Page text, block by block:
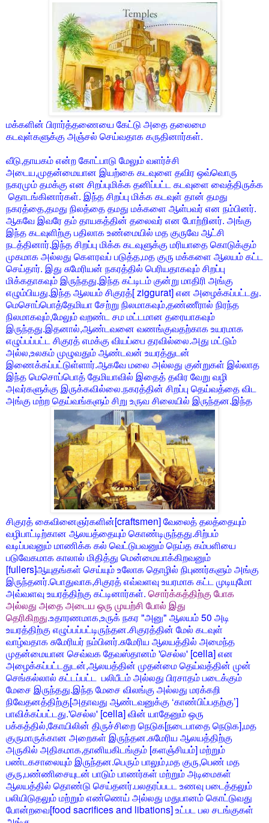
மக்களின் பிரார்த்தணையை கேட்டு அதை தலைமை
கடவுள்களுக்கு அஞ்சல் செய்வதாக கருதினார்கள்.
வீடு,தாயகம் என்ற கோட்பாடு மேலும் வளர்ச்சி
அடைய,முதன்மையான இயற்கை கடவுளை தவிர ஒவ்வொரு
நகரமும் தமக்கு என சிறப்புமிக்க தனிப்பட்ட கடவுளை வைத்திருக்க
தொடங்கினார்கள். இந்த சிறப்பு மிக்க கடவுள் தான் தமது
நகரத்தை,தமது நிலத்தை தமது மக்களை ஆள்பவர் என நம்பினர்.
ஆகவே இவரே தம் தாயகத்தின் தலைவர் என போற்றினர். அங்கு
இந்த கடவுளிற்கு பதிலாக உண்மையில் மத குருவே ஆட்சி
நடத்தினார்.இந்த சிறப்பு மிக்க கடவுளுக்கு மரியாதை கொடுக்கும்
முகமாக அல்லது கௌரவப் படுத்த,மத குரு மக்களை ஆலயம் கட்ட
செய்தார். இது சுமேரியன் நகரத்தில் பெரியதாகவும் சிறப்பு
மிக்கதாகவும் இருந்தது.இந்த கட்டிடம் குன்று மாதிரி அங்கு
எழும்பியது.இந்த ஆலயம் சிகுரத்[ ziggurat] என அழைக்கப்பட்டது.
மெசொப்பொத்தேமியா சேற்று நிலமாகவும்,தண்ணீரால் நிரந்த
நிலமாகவும்,மேலும் வறண்ட சம மட்டமான தரையாகவும்
இருந்தது.இதனால்,ஆண்டவனை வணங்குவதற்காக உயரமாக
எழுப்பப்பட்ட சிகுரத் எமக்கு வியப்பை தரவில்லை.அது மட்டும்
அல்ல,உலகம் முழுவதும் ஆண்டவன் உயரத்துடன்
இணைக்கப்பட்டுள்ளார்.ஆகவே மலை அல்லது குன்றுகள் இல்லாத
இந்த மெசொப்பொத் தேமியாவில் இதைத் தவிர வேறு வழி
அவர்களுக்கு இருக்கவில்லை.நகரத்தின் சிறப்பு தெய்வத்தை விட
அங்கு மற்ற தெய்வங்களும் சிறு உருவ சிலையில் இருந்தன.இந்த
சிகுரத் கைவினைஞர்களின்[craftsmen] வேலைத் தலத்தையும்
வழிபாட்டிற்கான ஆலயத்தையும் கொண்டிருந்தது.சிற்பம்
வடிப்பவனும் மாணிக்க கல் வெட்டுபவனும் நெய்த கம்பளியை
படுவேகமாக காலால் மிதித்து மென்மையாக்கிறவனும்
[fullers]ஆயுதங்கள் செய்யும் உலோக தொழில் நிபுணர்களும் அங்கு
இருந்தனர்.பொதுவாக,சிகுரத் எவ்வளவு உயரமாக கட்ட முடியுமோ
அவ்வளவு உயரத்திற்கு கட்டினார்கள். சொர்க்கத்திற்கு போக
அல்லது அதை அடைய ஒரு முயற்சி போல் இது
தெரிகிறது.உதாரணமாக,உருக் நகர "அனு" ஆலயம் 50 அடி
உயரத்திற்கு எழுப்பப்பட்டிருந்தன.சிகுரத்தின் மேல் கடவுள்
வாழ்வதாக சுமேரியர் நம்பினர்.சுமேரிய ஆலயத்தில் அமைந்த
முதன்மையான செவ்வக தேவஸ்தானம் 'செல்ல' [cella] என
அழைக்கப்பட்டதுடன்,ஆலயத்தின் முதன்மை தெய்வத்தின் முன்
செங்கல்லால் கட்டப்பட்ட பலிபீடம் அல்லது பிரசாதம் படைக்கும்
மேசை இருந்தது.இந்த மேசை விலங்கு அல்லது மரக்கறி
நிவேதனத்திற்கு[அதாவது ஆண்டவனுக்கு ‘காண்பிப்பதற்கு’]
பாவிக்கப்பட்டது.'செல்ல' [cella] வின் யாதேனும் ஒரு
பக்கத்தில்,கோயிலின் திருச்சிறை நெடுக[நடைபாதை நெடுக],மத
குருமாருக்கான அறைகள் இருந்தன.சுமேரிய ஆலயத்திற்கு
அருகில் அதிகமாக,தானியகிடங்கும் [களஞ்சியம்] மற்றும்
பண்டகசாலையும் இருந்தன.பெரும் பாலும்,மத குரு,பெண் மத
குரு,பண்ணிசையுடன் பாடும் பாணர்கள் மற்றும் அடிமைகள்
ஆலயத்தில் தொண்டு செய்தனர்.பலதரப்படட உணவு படைத்தலும்
பலியிடுதலும் மற்றும் எண்ணெய் அல்லது மதுபானம் கொட்டுவது
போன்றவை[food sacrifices and libations] உட்பட பல சடங்குகள்